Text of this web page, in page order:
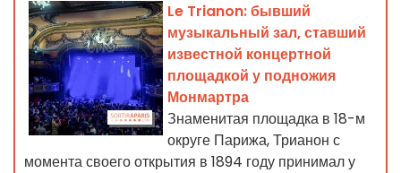
Le Trianon: бывший
музыкальный зал, ставший
известной концертной
площадкой у подножия
Монмартра
Знаменитая площадка в 18-м
округе Парижа, Трианон с
момента своего открытия в 1894 году принимал у